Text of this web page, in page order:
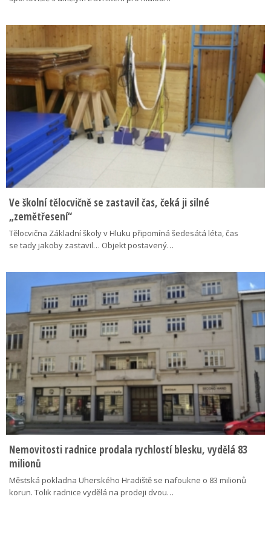
Ve školní tělocvičně se zastavil čas, čeká ji silné
„zemětřesení“
Tělocvična Základní školy v Hluku připomíná šedesátá léta, čas
se tady jakoby zastavil… Objekt postavený…
Nemovitosti radnice prodala rychlostí blesku, vydělá 83
milionů
Městská pokladna Uherského Hradiště se nafoukne o 83 milionů
korun. Tolik radnice vydělá na prodeji dvou…